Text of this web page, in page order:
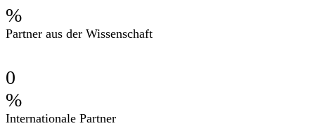
%
Partner aus der Wissenschaft
0
%
Internationale Partner